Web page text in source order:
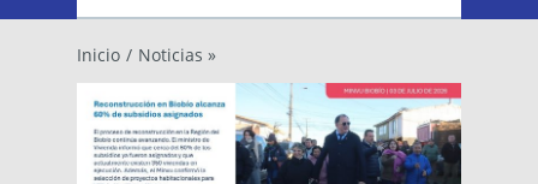
Inicio / Noticias »